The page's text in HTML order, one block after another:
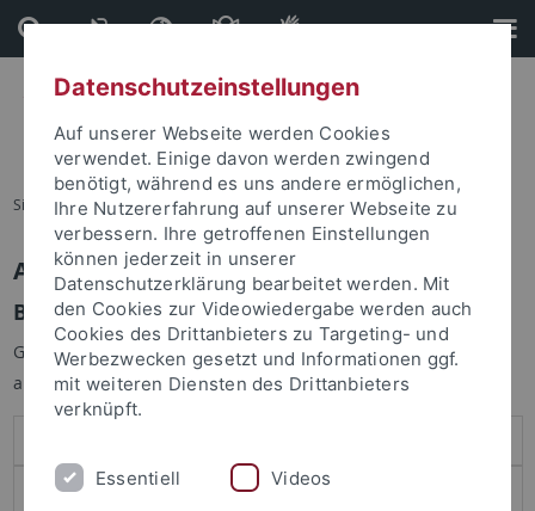
Direkt
zum
Inhalt
Direkt
zur
Fußleiste
Sie sind hier: Startseite
Anmelden
Benutzeranmeldung
Geben Sie Ihren Benutzernamen und Ihr Passwort an um sich
anzumelden:
Datenschutzeinstellungen
Auf unserer Webseite werden Cookies
verwendet. Einige davon werden zwingend
benötigt, während es uns andere ermöglichen,
Ihre Nutzererfahrung auf unserer Webseite zu
verbessern. Ihre getroffenen Einstellungen
können jederzeit in unserer
Datenschutzerklärung bearbeitet werden. Mit
den Cookies zur Videowiedergabe werden auch
Cookies des Drittanbieters zu Targeting- und
Werbezwecken gesetzt und Informationen ggf.
mit weiteren Diensten des Drittanbieters
verknüpft.
Essentiell Videos